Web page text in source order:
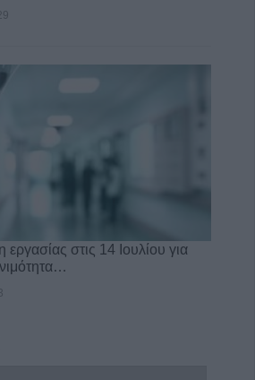
στις 14 Ιουλίου για